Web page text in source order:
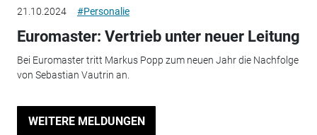
21.10.2024 #Personalie
Euromaster: Vertrieb unter neuer Leitung
Bei Euromaster tritt Markus Popp zum neuen Jahr die Nachfolge
von Sebastian Vautrin an.
WEITERE MELDUNGEN